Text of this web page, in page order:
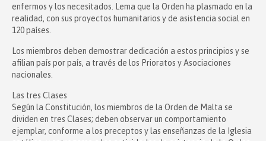
enfermos y los necesitados. Lema que la Orden ha plasmado en la
realidad, con sus proyectos humanitarios y de asistencia social en
120 países.
Los miembros deben demostrar dedicación a estos principios y se
afilian país por país, a través de los Prioratos y Asociaciones
nacionales.
Las tres Clases
Según la Constitución, los miembros de la Orden de Malta se
dividen en tres Clases; deben observar un comportamiento
ejemplar, conforme a los preceptos y las enseñanzas de la Iglesia